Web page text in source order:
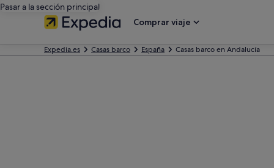
Pasar a la sección principal
Comprar viaje
Expedia.es Casas barco España Casas barco en Andalucía